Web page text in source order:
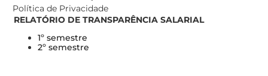
Política de Privacidade
RELATÓRIO DE TRANSPARÊNCIA SALARIAL
1º semestre
2º semestre